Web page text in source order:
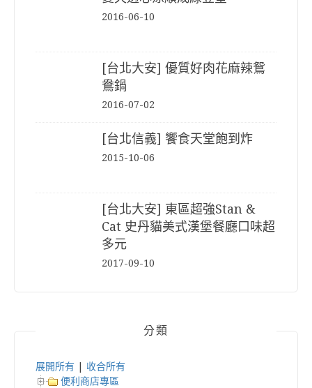
2016-06-10
[台北大安] 優質好肉花麻辣鴛
鴦鍋
2016-07-02
[台北信義] 饗食天堂飽到炸
2015-10-06
[台北大安] 東區超強Stan &
Cat 史丹貓美式漢堡餐廳口味超
多元
2017-09-10
分類
展開所有
收合所有
便利商店專區